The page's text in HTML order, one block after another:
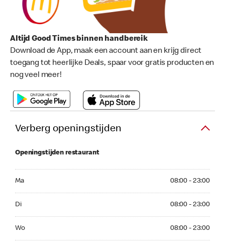
Altijd Good Times binnen handbereik
Download de App, maak een account aan en krijg direct
toegang tot heerlijke Deals, spaar voor gratis producten en
nog veel meer!
Verberg openingstijden
Openingstijden restaurant
Ma 08:00 - 23:00
Di 08:00 - 23:00
Wo 08:00 - 23:00